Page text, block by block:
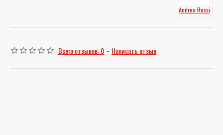
Andrea Rossi
Всего отзывов: 0 - Написать отзыв